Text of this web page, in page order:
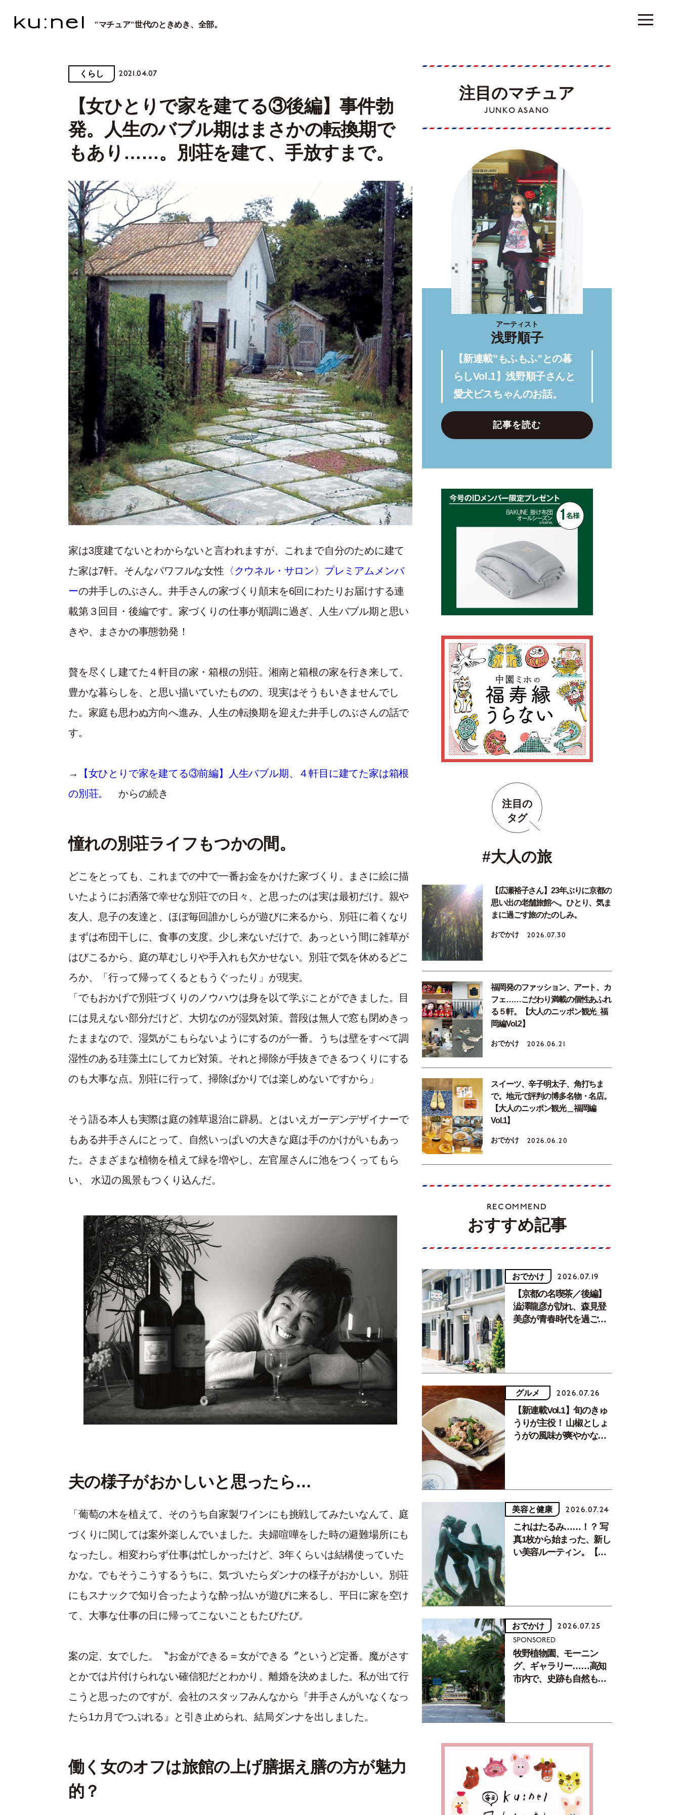
"マチュア"世代のときめき、全部。
くらし 2021.04.07
【女ひとりで家を建てる③後編】事件勃
発。人生のバブル期はまさかの転換期で
もあり……。別荘を建て、手放すまで。
家は3度建てないとわからないと言われますが、これまで自分のために建て
た家は7軒。そんなパワフルな女性 〈クウネル・サロン〉プレミアムメンバ
ーの井手しのぶさん。井手さんの家づくり顛末を6回にわたりお届けする連
載第３回目・後編です。家づくりの仕事が順調に過ぎ、人生バブル期と思い
きや、まさかの事態勃発！
贅を尽くし建てた４軒目の家・箱根の別荘。湘南と箱根の家を行き来して、
豊かな暮らしを、と思い描いていたものの、現実はそうもいきませんでし
た。家庭も思わぬ方向へ進み、人生の転換期を迎えた井手しのぶさんの話で
す。
→
【女ひとりで家を建てる③前編】人生バブル期、４軒目に建てた家は箱根
の別荘。
からの続き
憧れの別荘ライフもつかの間。
どこをとっても、これまでの中で一番お金をかけた家づくり。まさに絵に描
いたようにお洒落で幸せな別荘での日々、と思ったのは実は最初だけ。親や
友人、息子の友達と、ほぼ毎回誰かしらが遊びに来るから、別荘に着くなり
まずは布団干しに、食事の支度。少し来ないだけで、あっという間に雑草が
はびこるから、庭の草むしりや手入れも欠かせない。別荘で気を休めるどこ
ろか、「行って帰ってくるともうぐったり」が現実。
「でもおかげで別荘づくりのノウハウは身を以て学ぶことができました。目
には見えない部分だけど、大切なのが湿気対策。普段は無人で窓も閉めきっ
たままなので、湿気がこもらないようにするのが一番。うちは壁をすべて調
湿性のある珪藻土にしてカビ対策。それと掃除が手抜きできるつくりにする
のも大事な点。別荘に行って、掃除ばかりでは楽しめないですから」
そう語る本人も実際は庭の雑草退治に辟易。とはいえガーデンデザイナーで
もある井手さんにとって、自然いっぱいの大きな庭は手のかけがいもあっ
た。さまざまな植物を植えて緑を増やし、左官屋さんに池をつくってもら
い、 水辺の風景もつくり込んだ。
夫の様子がおかしいと思ったら…
「葡萄の木を植えて、そのうち自家製ワインにも挑戦してみたいなんて、庭
づくりに関しては案外楽しんでいました。夫婦喧嘩をした時の避難場所にも
なったし。相変わらず仕事は忙しかったけど、3年くらいは結構使っていた
かな。でもそうこうするうちに、気づいたらダンナの様子がおかしい。別荘
にもスナックで知り合ったような酔っ払いが遊びに来るし、平日に家を空け
て、大事な仕事の日に帰ってこないこともたびたび。
案の定、女でした。〝お金ができる＝女ができる〞というど定番。魔がさす
とかでは片付けられない確信犯だとわかり、離婚を決めました。私が出て行
こうと思ったのですが、会社のスタッフみんなから『井手さんがいなくなっ
たら1カ月でつぶれる』と引き止められ、結局ダンナを出しました。
働く女のオフは旅館の上げ膳据え膳の方が魅力
的？
注目のマチュア
JUNKO ASANO
アーティスト
浅野順子
【新連載”もふもふ”との暮
らしVol.1】浅野順子さんと
愛犬ビスちゃんのお話。
記事を読む
注目の
タグ
#大人の旅
【広瀬裕子さん】23年ぶりに京都の
思い出の老舗旅館へ。ひとり、気ま
まに過ごす旅のたのしみ。
おでかけ 2026.07.30
福岡発のファッション、アート、カ
フェ……こだわり満載の個性あふれ
る５軒。【大人のニッポン観光_福
岡編Vol.2】
おでかけ 2026.06.21
スイーツ、辛子明太子、角打ちま
で。地元で評判の博多名物・名店。
【大人のニッポン観光＿福岡編
Vol.1】
おでかけ 2026.06.20
RECOMMEND
おすすめ記事
おでかけ 2026.07.19
【京都の名喫茶／後編】
澁澤龍彦が訪れ、森見登
美彦が青春時代を過ごし
グルメ 2026.07.26
【新連載Vol.1】旬のきゅ
うりが主役！ 山椒としょ
うがの風味が爽やかな、
美容と健康 2026.07.24
これはたるみ……！？ 写
真1枚から始まった、新し
い美容ルーティン。【中
おでかけ 2026.07.25
SPONSORED
牧野植物園、モーニン
グ、ギャラリー……高知
市内で、史跡も自然もグ